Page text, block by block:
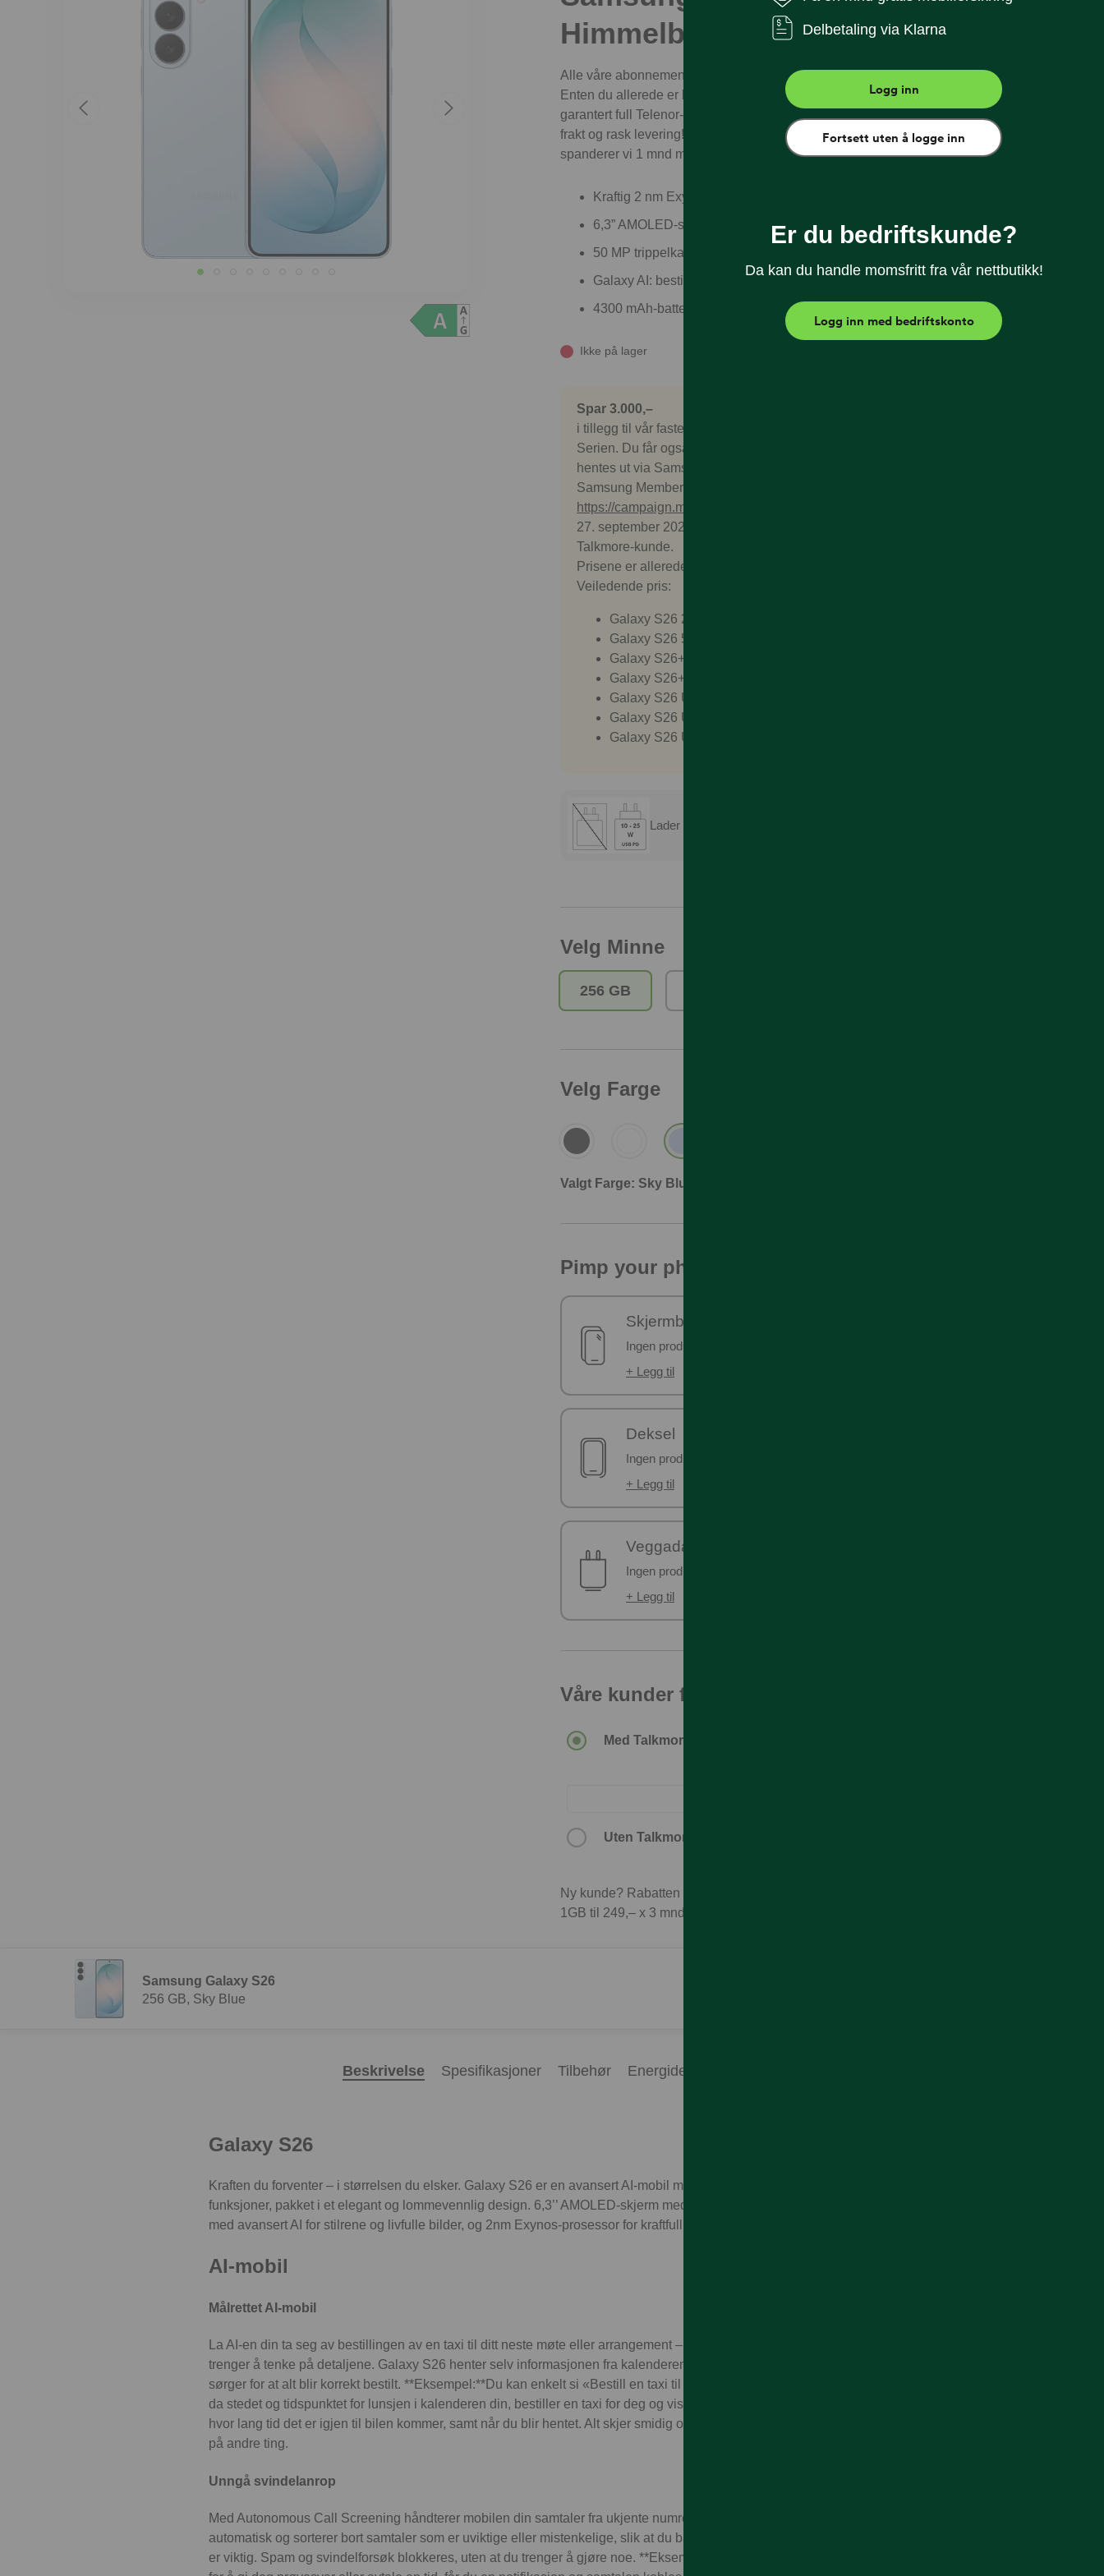
Himmelblå
Alle våre abonnementskunder får 1.000,– i rabatt ved kjøp av ny mobiltelefon.
Enten du allerede er kunde eller ønsker å bli det. Som Talkmore-kunde får du alltid
garantert full Telenor-dekning – til Talkmorepriser, ingen binding, og selvsagt fri
frakt og rask levering! Som privatkunde kan du også velge delbetaling. I tillegg
spanderer vi 1 mnd med mobilforsikring!
Kraftig 2 nm Exynos-prosessor i lommevennlig format
6,3” AMOLED‑skjerm med 120 Hz for skarp og silkemyk visning
50 MP trippelkamera med AI – naturlige, levende bilder både dag og natt
Galaxy AI: bestiller taxi, filtrerer svindelanrop og finner svar
4300 mAh‑batteri – laget for å vare hele dagen
Ikke på lager
Spar 3.000,–
i tillegg til vår faste mobilrabatt på 1.000,– ved kjøp av Samsung Galaxy S26-
Serien. Du får også med Galaxy Watch8 (verdi 3.890,–). Kampanjevaren
hentes ut via Samsung Members etter at du har mottatt din nye telefon via
Samsung Members App eller denne lenken:
https://campaign.modino.no/samsung/s26_QW8/
27. september 2026. Tilbudet varer ut 13. sept og gjelder om du er eller blir
Talkmore-kunde.
Prisene er allerede justert.
Veiledende pris:
Galaxy S26 256 GB = 12.490,–
Galaxy S26 512 GB = 14.990,–
Galaxy S26+ 256 GB = 15.490,–
Galaxy S26+ 512 GB = 17.990,–
Galaxy S26 Ultra 256 GB = 17.990,–
Galaxy S26 Ultra 512 GB = 20.490,–
Galaxy S26 Ultra 1 TB = 23.990,–
Lader er ikke inkludert
Velg Minne
256 GB
Velg Farge
Valgt Farge: Sky Blue
Pimp your phone!
Skjermbeskyttelse - ferdig påsatt
Ingen produkter er valgt
+ Legg til
Deksel
Ingen produkter er valgt
+ Legg til
Veggadapter
Ingen produkter er valgt
+ Legg til
Våre kunder får den beste prisen
Med Talkmore-abonnement.
Uten Talkmore-abonnement.
Ny kunde? Rabatten forutsetter 3 mnd abonnement. Eksempel Enkeltabonnement
1GB til 249,– x 3 mnd = 747,– Minste totalpris med 3 mnd abonnement 9.237,–
Samsung Galaxy S26
256 GB, Sky Blue
Beskrivelse Spesifikasjoner Tilbehør Energideklarasjon
Galaxy S26
Kraften du forventer – i størrelsen du elsker. Galaxy S26 er en avansert AI-mobil med fantastisk maskinvare for smarte
funksjoner, pakket i et elegant og lommevennlig design. 6,3’’ AMOLED-skjerm med briljant skarphet, trippelkamera
med avansert AI for stilrene og livfulle bilder, og 2nm Exynos-prosessor for kraftfull ytelse.
AI-mobil
Målrettet AI-mobil
La AI-en din ta seg av bestillingen av en taxi til ditt neste møte eller arrangement – helt automatisk og uten at du
trenger å tenke på detaljene. Galaxy S26 henter selv informasjonen fra kalenderen din, finner riktig adresse og tid, og
sørger for at alt blir korrekt bestilt. **Eksempel:**Du kan enkelt si «Bestill en taxi til min neste kundelunsj.» AI-en finner
da stedet og tidspunktet for lunsjen i kalenderen din, bestiller en taxi for deg og viser direkte i Now Bar og Now Brief
hvor lang tid det er igjen til bilen kommer, samt når du blir hentet. Alt skjer smidig og automatisk, slik at du kan fokusere
på andre ting.
Unngå svindelanrop
Med Autonomous Call Screening håndterer mobilen din samtaler fra ukjente numre for deg. Galaxy S26 svarer
automatisk og sorterer bort samtaler som er uviktige eller mistenkelige, slik at du bare blir forstyrret av det som virkelig
er viktig. Spam og svindelforsøk blokkeres, uten at du trenger å gjøre noe. **Eksempel:**Hvis din helsestasjon ringer
Delbetaling via Klarna
Logg inn
Fortsett uten å logge inn
Er du bedriftskunde?
Da kan du handle momsfritt fra vår nettbutikk!
Logg inn med bedriftskonto